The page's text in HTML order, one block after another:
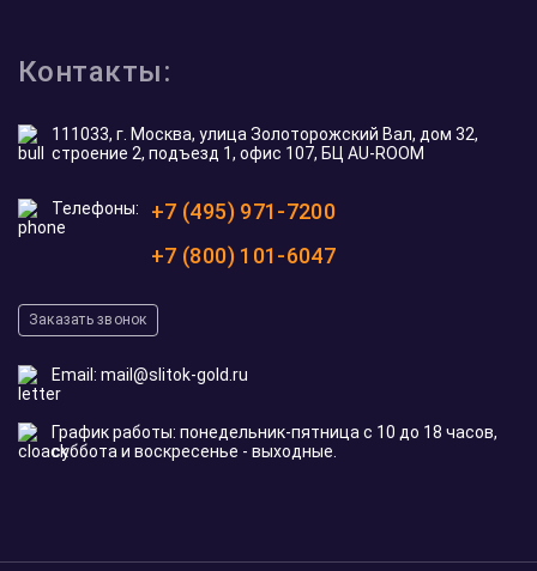
Контакты:
111033, г. Москва, улица Золоторожский Вал, дом 32,
строение 2, подъезд 1, офис 107, БЦ AU-ROOM
Телефоны:
+7 (495) 971-7200
+7 (800) 101-6047
Заказать звонок
Email: mail@slitok-gold.ru
График работы: понедельник-пятница с 10 до 18 часов,
суббота и воскресенье - выходные.